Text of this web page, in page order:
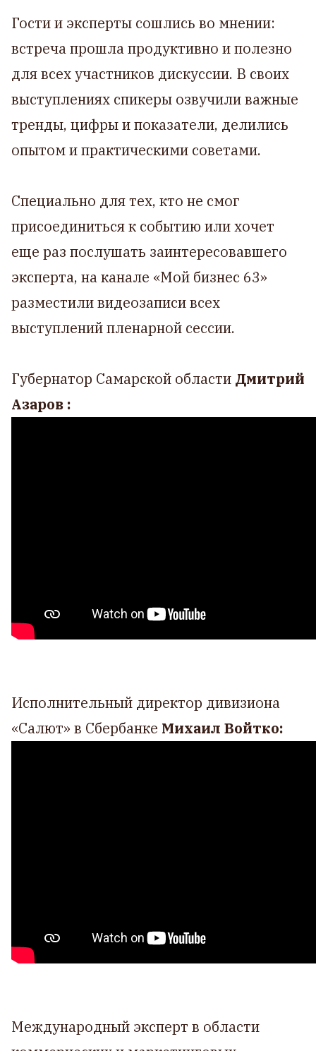
Гости и эксперты сошлись во мнении:
встреча прошла продуктивно и полезно
для всех участников дискуссии. В своих
выступлениях спикеры озвучили важные
тренды, цифры и показатели, делились
опытом и практическими советами.
Специально для тех, кто не смог
присоединиться к событию или хочет
еще раз послушать заинтересовавшего
эксперта, на канале «Мой бизнес 63»
разместили видеозаписи всех
выступлений пленарной сессии.
Губернатор Самарской области Дмитрий
Азаров :
Исполнительный директор дивизиона
«Салют» в Сбербанке Михаил Войтко:
Международный эксперт в области